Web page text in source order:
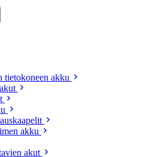
tietokoneen akku
akku
akut